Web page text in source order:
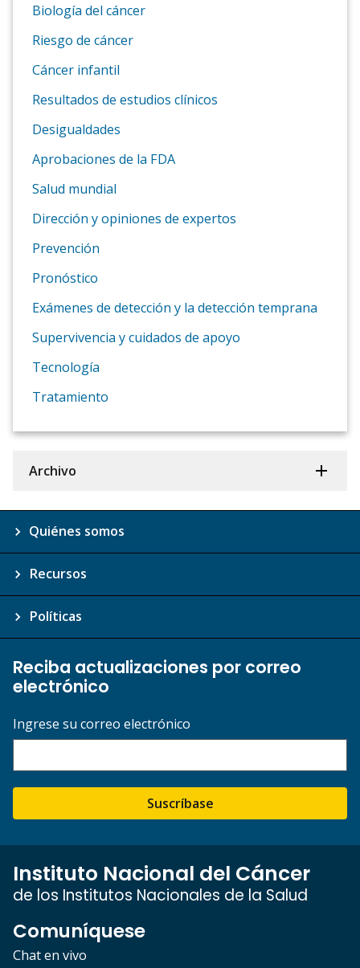
Biología del cáncer
Riesgo de cáncer
Cáncer infantil
Resultados de estudios clínicos
Desigualdades
Aprobaciones de la FDA
Salud mundial
Dirección y opiniones de expertos
Prevención
Pronóstico
Exámenes de detección y la detección temprana
Supervivencia y cuidados de apoyo
Tecnología
Tratamiento
Archivo
Quiénes somos
Recursos
Políticas
Reciba actualizaciones por correo
electrónico
Ingrese su correo electrónico
Suscríbase
Instituto Nacional del Cáncer
de los Institutos Nacionales de la Salud
Comuníquese
Chat en vivo